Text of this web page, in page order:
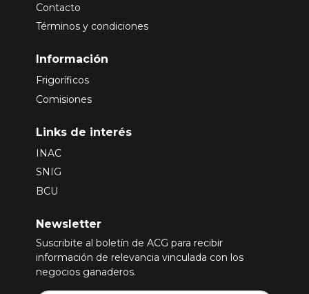
Contacto
Términos y condiciones
Información
Frigoríficos
Comisiones
Links de interés
INAC
SNIG
BCU
Newsletter
Suscribite al boletín de ACG para recibir
información de relevancia vinculada con los
negocios ganaderos.